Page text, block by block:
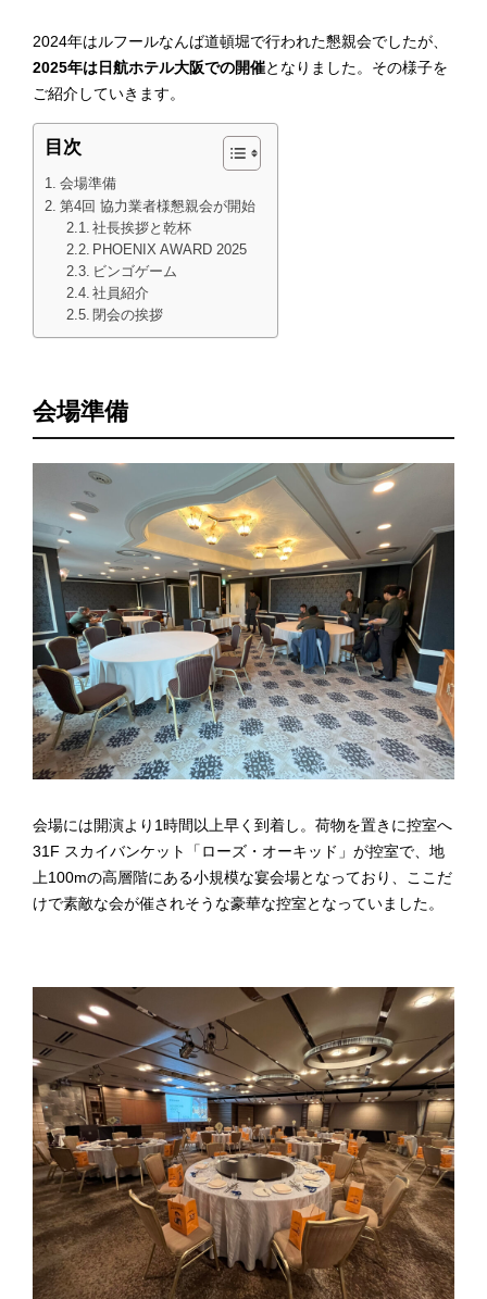
2024年はルフールなんば道頓堀で行われた懇親会でしたが、
2025年は日航ホテル大阪での開催となりました。その様子を
ご紹介していきます。
目次
会場準備
第4回 協力業者様懇親会が開始
社長挨拶と乾杯
PHOENIX AWARD 2025
ビンゴゲーム
社員紹介
閉会の挨拶
会場準備
会場には開演より1時間以上早く到着し。荷物を置きに控室へ
31F スカイバンケット「ローズ・オーキッド」が控室で、地
上100mの高層階にある小規模な宴会場となっており、ここだ
けで素敵な会が催されそうな豪華な控室となっていました。